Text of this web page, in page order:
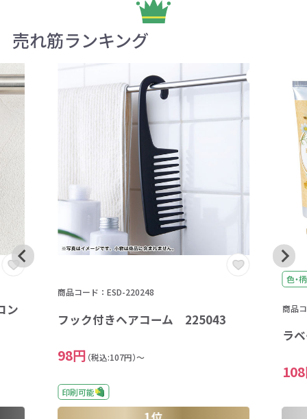
売れ筋ランキング
ン
商品コード：ESD-220248
フック付きヘアコーム 225043
98円 （税込:107円）～
印刷可能
色・
商品
ラ